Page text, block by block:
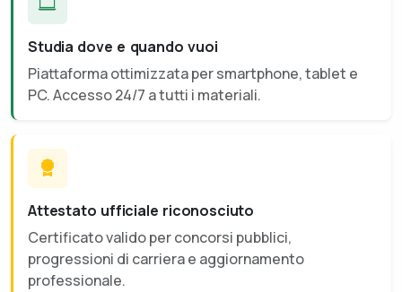
Studia dove e quando vuoi
Piattaforma ottimizzata per smartphone, tablet e
PC. Accesso 24/7 a tutti i materiali.
Attestato ufficiale riconosciuto
Certificato valido per concorsi pubblici,
progressioni di carriera e aggiornamento
professionale.